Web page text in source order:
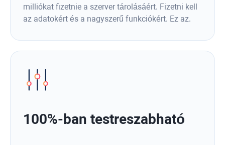
milliókat fizetnie a szerver tárolásáért. Fizetni kell
az adatokért és a nagyszerű funkciókért. Ez az.
100%-ban testreszabható